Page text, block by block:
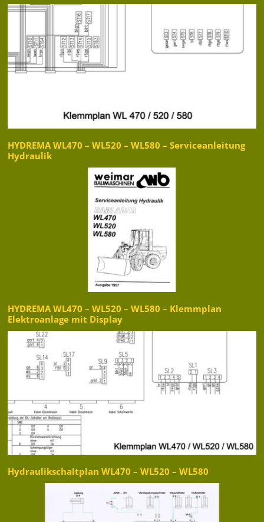
HYDREMA WL470 – WL520 – WL580 – Serviceanleitung
Hydraulik
HYDREMA WL470 – WL520 – WL580 – Klemmplan
Elektroanlage mit Display
Hydraulikschaltplan WL470 – WL520 – WL580